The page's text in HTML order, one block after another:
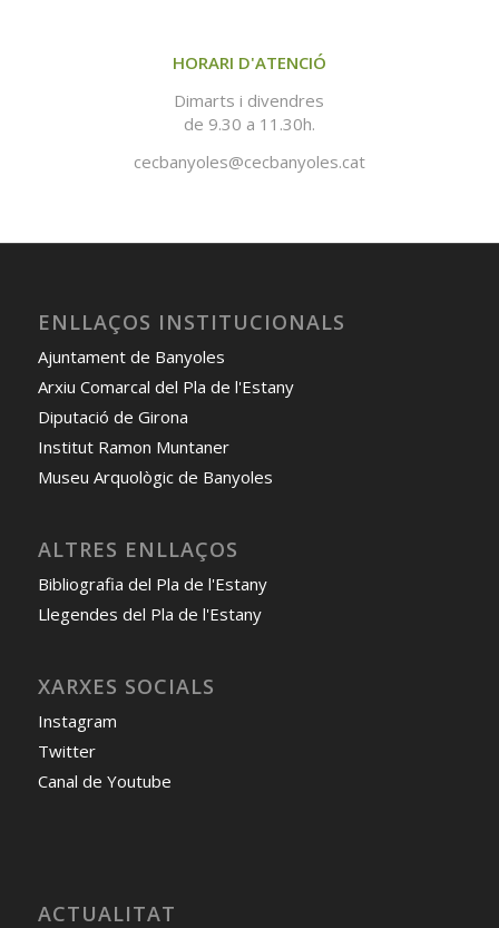
HORARI D'ATENCIÓ
Dimarts i divendres
de 9.30 a 11.30h.
cecbanyoles@cecbanyoles.cat
ENLLAÇOS INSTITUCIONALS
Ajuntament de Banyoles
Arxiu Comarcal del Pla de l'Estany
Diputació de Girona
Institut Ramon Muntaner
Museu Arquològic de Banyoles
ALTRES ENLLAÇOS
Bibliografia del Pla de l'Estany
Llegendes del Pla de l'Estany
XARXES SOCIALS
Instagram
Twitter
Canal de Youtube
ACTUALITAT